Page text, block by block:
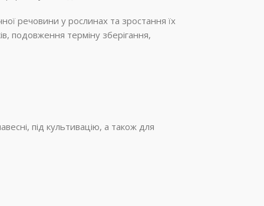
речовини у рослинах та зростання їх
подовження терміну зберігання,
під культивацію, а також для